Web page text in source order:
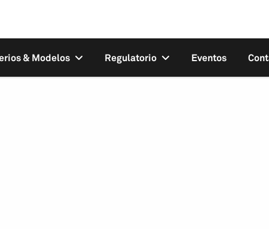
& Modelos Regulatorio Eventos